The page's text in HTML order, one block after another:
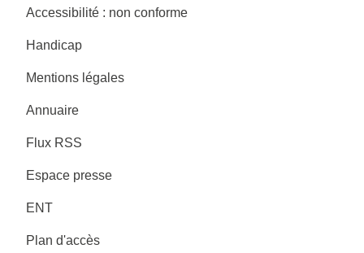
Accessibilité : non conforme
Handicap
Mentions légales
Annuaire
Flux RSS
Espace presse
ENT
Plan d'accès